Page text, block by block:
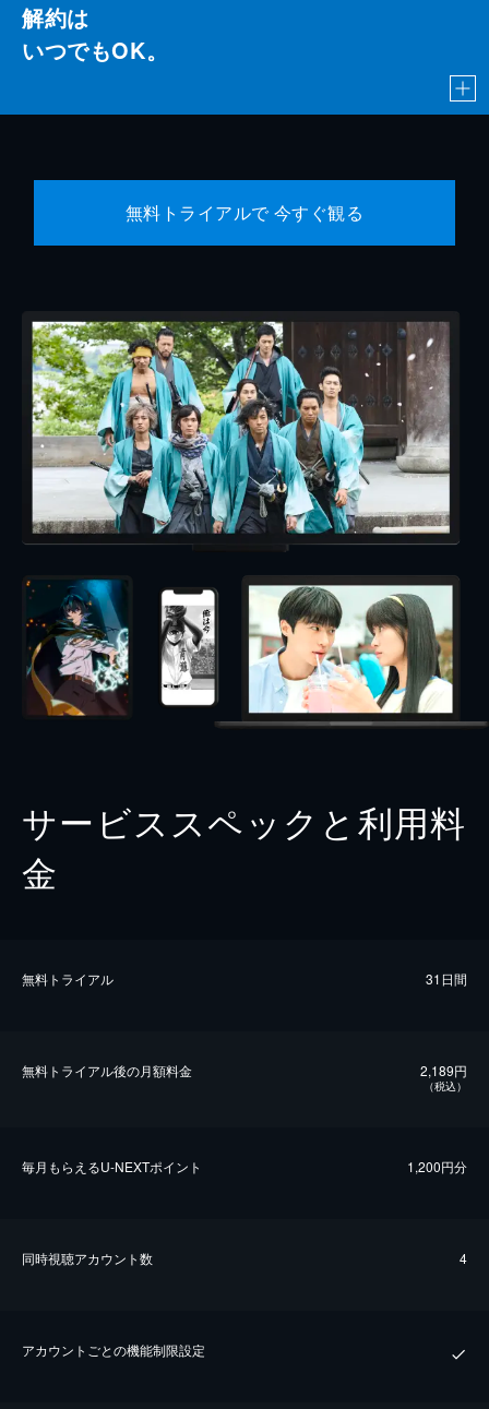
解約は
いつでもOK。
無料トライアルで 今すぐ観る
サービススペックと利用料
金
無料トライアル 31日間
無料トライアル後の⽉額料金 2,189円
（税込）
毎⽉もらえるU-NEXTポイント 1,200円分
同時視聴アカウント数 4
アカウントごとの機能制限設定